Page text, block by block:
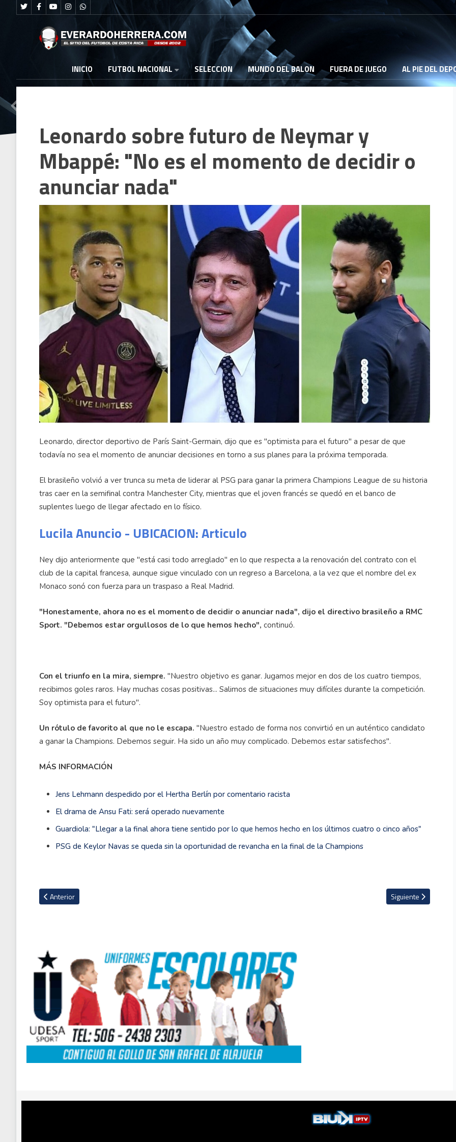
INICIO FUTBOL NACIONAL SELECCION MUNDO DEL BALON FUERA DE JUEGO AL PIE DEL
Leonardo sobre futuro de Neymar y
Mbappé: "No es el momento de decidir o
anunciar nada"
Leonardo, director deportivo de París Saint-Germain, dijo que es "optimista para el futuro" a pesar de que
todavía no sea el momento de anunciar decisiones en torno a sus planes para la próxima temporada.
El brasileño volvió a ver trunca su meta de liderar al PSG para ganar la primera Champions League de su historia
tras caer en la semifinal contra Manchester City, mientras que el joven francés se quedó en el banco de
suplentes luego de llegar afectado en lo físico.
Lucila Anuncio - UBICACION: Articulo
Ney dijo anteriormente que "está casi todo arreglado" en lo que respecta a la renovación del contrato con el
club de la capital francesa, aunque sigue vinculado con un regreso a Barcelona, ​​a la vez que el nombre del ex
Monaco sonó con fuerza para un traspaso a Real Madrid.
"Honestamente, ahora no es el momento de decidir o anunciar nada", dijo el directivo brasileño a RMC
Sport. "Debemos estar orgullosos de lo que hemos hecho", continuó.
Con el triunfo en la mira, siempre. "Nuestro objetivo es ganar. Jugamos mejor en dos de los cuatro tiempos,
recibimos goles raros. Hay muchas cosas positivas... Salimos de situaciones muy difíciles durante la competición.
Soy optimista para el futuro".
Un rótulo de favorito al que no le escapa. "Nuestro estado de forma nos convirtió en un auténtico candidato
a ganar la Champions. Debemos seguir. Ha sido un año muy complicado. Debemos estar satisfechos".
MÁS INFORMACIÓN
Jens Lehmann despedido por el Hertha Berlín por comentario racista
El drama de Ansu Fati: será operado nuevamente
Guardiola: "Llegar a la final ahora tiene sentido por lo que hemos hecho en los últimos cuatro o cinco años"
PSG de Keylor Navas se queda sin la oportunidad de revancha en la final de la Champions
Artículo anterior: Philadelphia Union deja en el camino a Atlanta United y avanza a semifinales de Concacaf
Anterior Artículo siguiente:
Siguiente